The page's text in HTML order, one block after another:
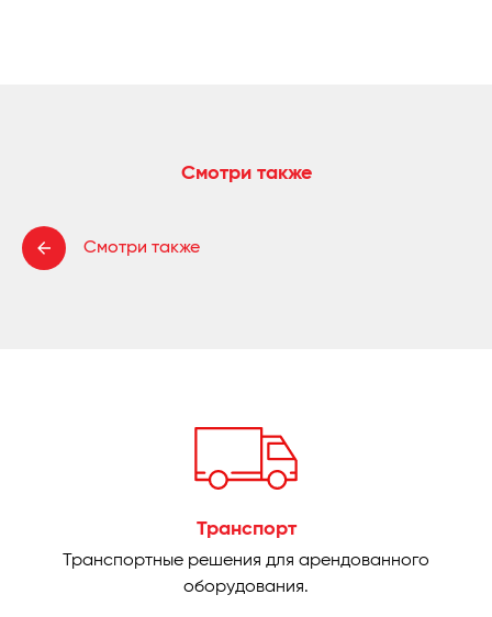
Смотри также
Смотри также
Транспорт
Транспортные решения для арендованного
оборудования.